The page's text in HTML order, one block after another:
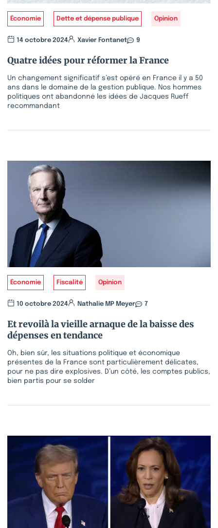
Économie Dette et dépense publique Opinion
14 octobre 2024 Xavier Fontanet 9
Quatre idées pour réformer la France
Un changement significatif s’est opéré en France il y a 50
ans dans le domaine de la gestion publique. Nos hommes
politiques ont abandonné les idées de Jacques Rueff
recommandant
Économie Fiscalité Opinion
10 octobre 2024 Nathalie MP Meyer 7
Et revoilà la vieille arnaque de la baisse des
dépenses en tendance
Oh, bien sûr, les situations politique et économique
présentes de la France sont particulièrement délicates,
pour ne pas dire explosives. D’un côté, les comptes publics,
bien partis pour se solder